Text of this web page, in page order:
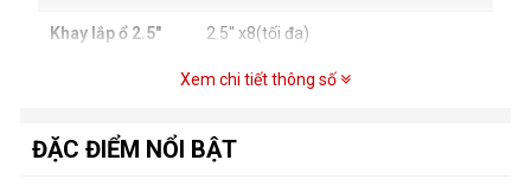
Khay lắp ổ 2.5" 2.5'' x8(tối đa)
4 ngang 2 dọc
trước
Xem chi tiết thông số
ĐẶC ĐIỂM NỔI BẬT